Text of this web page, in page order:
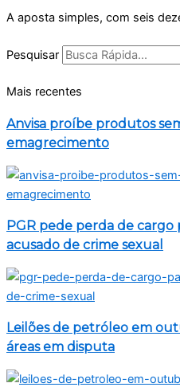
A aposta simples, com seis
Pesquisar
Mais recentes
Anvisa proíbe produtos
emagrecimento
PGR pede perda de cargo
acusado de crime sexual
Leilões de petróleo em
áreas em disputa